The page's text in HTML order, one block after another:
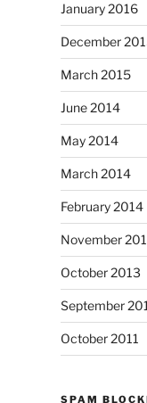
January 2016
December
March 2015
June 2014
May 2014
March 2014
February 2014
November
October 2013
September
October 2011
SPAM